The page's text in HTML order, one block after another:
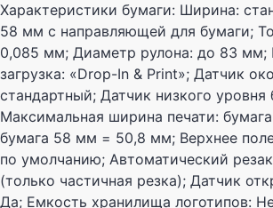
Характеристики бумаги: Ширина:
58 мм с направляющей для бумаги;
0,085 мм; Диаметр рулона: до 83 мм;
загрузка: «Drop-In & Print»; Датчик
стандартный; Датчик низкого
Максимальная ширина печати:
бумага 58 мм = 50,8 мм; Верхнее
по умолчанию; Автоматический
(только частичная резка); Датчик
Да; Емкость хранилища логотипов: